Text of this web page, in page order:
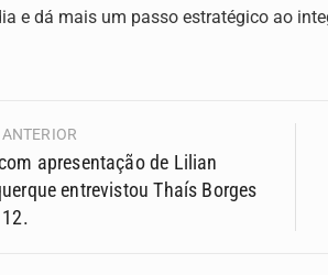
e dá mais um passo estratégico ao
apresentação de Lilian
entrevistou Thaís Borges